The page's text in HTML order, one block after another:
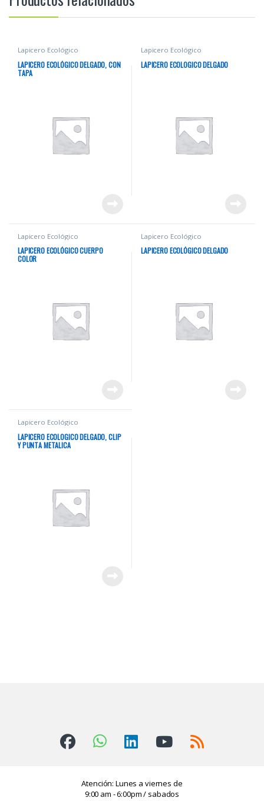
Lapicero Ecológico
LAPICERO ECOLÓGICO DELGADO, CON
TAPA
Lapicero Ecológico
LAPICERO ECOLOGICO DELGADO
Lapicero Ecológico
LAPICERO ECOLÓGICO CUERPO
COLOR
Lapicero Ecológico
LAPICERO ECOLÓGICO DELGADO
Lapicero Ecológico
LAPICERO ECOLOGICO DELGADO, CLIP
Y PUNTA METALICA
Atención: Lunes a viernes de
9:00 am - 6:00pm / sabados